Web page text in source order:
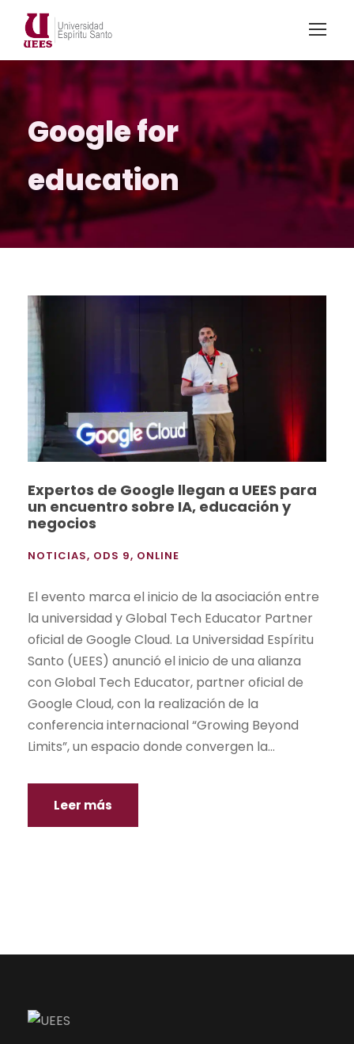
Google for
education
Expertos de Google llegan a UEES para
un encuentro sobre IA, educación y
negocios
NOTICIAS, ODS 9, ONLINE
El evento marca el inicio de la asociación entre
la universidad y Global Tech Educator Partner
oficial de Google Cloud. La Universidad Espíritu
Santo (UEES) anunció el inicio de una alianza
con Global Tech Educator, partner oficial de
Google Cloud, con la realización de la
conferencia internacional “Growing Beyond
Limits”, un espacio donde convergen la...
Leer más